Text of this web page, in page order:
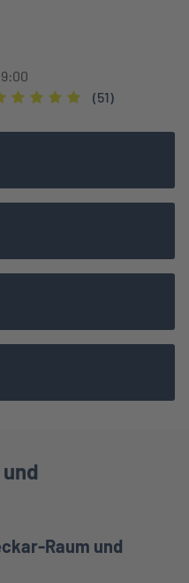
(51)
Raum und